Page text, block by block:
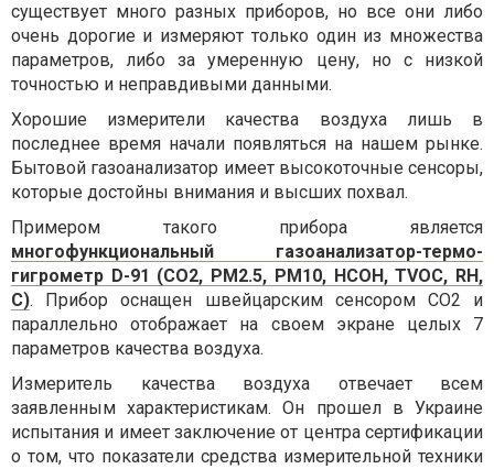
существует много разных приборов, но все они либо
очень дорогие и измеряют только один из множества
параметров, либо за умеренную цену, но с низкой
точностью и неправдивыми данными.
Хорошие измерители качества воздуха лишь в
последнее время начали появляться на нашем рынке.
Бытовой газоанализатор имеет высокоточные сенсоры,
которые достойны внимания и высших похвал.
Примером такого прибора является
многофункциональный газоанализатор-термо-
гигрометр D-91 (CO2, PM2.5, PM10, HCOH, TVOC, RH,
C). Прибор оснащен швейцарским сенсором СО2 и
параллельно отображает на своем экране целых 7
параметров качества воздуха.
Измеритель качества воздуха отвечает всем
заявленным характеристикам. Он прошел в Украине
испытания и имеет заключение от центра сертификации
о том, что показатели средства измерительной техники